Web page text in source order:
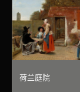
荷兰庭院